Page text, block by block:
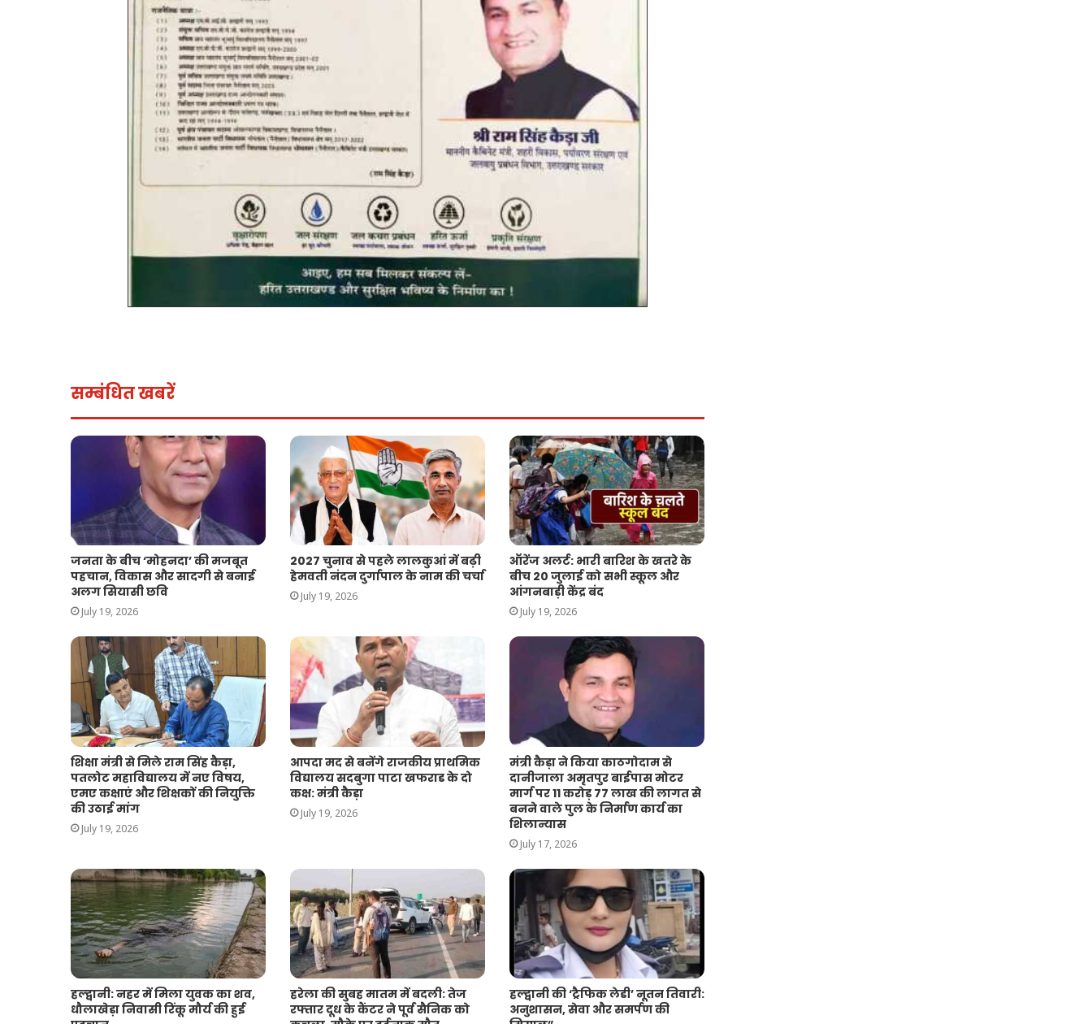
सम्बंधित खबरें
जनता के बीच ‘मोहनदा’ की मजबूत
पहचान, विकास और सादगी से बनाई
अलग सियासी छवि
July 19, 2026
2027 चुनाव से पहले लालकुआं में बढ़ी
हेमवती नंदन दुर्गापाल के नाम की चर्चा
July 19, 2026
ऑरेंज अलर्ट: भारी बारिश के खतरे के
बीच 20 जुलाई को सभी स्कूल और
आंगनबाड़ी केंद्र बंद
July 19, 2026
शिक्षा मंत्री से मिले राम सिंह कैड़ा,
पतलोट महाविद्यालय में नए विषय,
एमए कक्षाएं और शिक्षकों की नियुक्ति
की उठाई मांग
July 19, 2026
आपदा मद से बनेंगे राजकीय प्राथमिक
विद्यालय सदबुगा पाटा खफराड के दो
कक्ष: मंत्री कैड़ा
July 19, 2026
मंत्री कैड़ा ने किया काठगोदाम से
दानीजाला अमृतपुर बाईपास मोटर
मार्ग पर 11 करोड़ 77 लाख की लागत से
बनने वाले पुल के निर्माण कार्य का
शिलान्यास
July 17, 2026
हल्द्वानी: नहर में मिला युवक का शव,
धौलाखेड़ा निवासी रिंकू मौर्य की हुई
हरेला की सुबह मातम में बदली: तेज
रफ्तार दूध के कैंटर ने पूर्व सैनिक को
हल्द्वानी की ‘ट्रैफिक लेडी’ नूतन तिवारी:
अनुशासन, सेवा और समर्पण की